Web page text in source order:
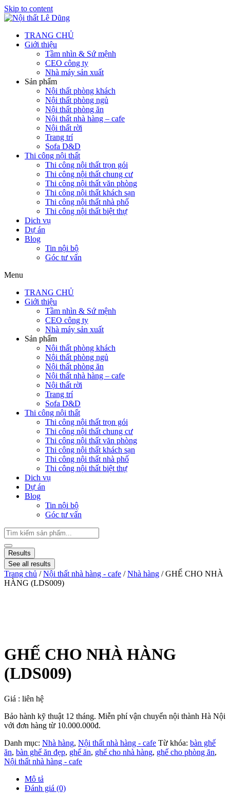
Skip to content
TRANG CHỦ
Giới thiệu
Tầm nhìn & Sứ mệnh
CEO công ty
Nhà máy sản xuất
Sản phẩm
Nội thất phòng khách
Nội thất phòng ngủ
Nội thất phòng ăn
Nội thất nhà hàng – cafe
Nội thất rời
Trang trí
Sofa D&D
Thi công nội thất
Thi công nội thất trọn gói
Thi công nội thất chung cư
Thi công nội thất văn phòng
Thi công nội thất khách sạn
Thi công nội thất nhà phố
Thi công nội thất biệt thự
Dich vụ
Dự án
Blog
Tin nội bộ
Góc tư vấn
Menu
TRANG CHỦ
Giới thiệu
Tầm nhìn & Sứ mệnh
CEO công ty
Nhà máy sản xuất
Sản phẩm
Nội thất phòng khách
Nội thất phòng ngủ
Nội thất phòng ăn
Nội thất nhà hàng – cafe
Nội thất rời
Trang trí
Sofa D&D
Thi công nội thất
Thi công nội thất trọn gói
Thi công nội thất chung cư
Thi công nội thất văn phòng
Thi công nội thất khách sạn
Thi công nội thất nhà phố
Thi công nội thất biệt thự
Dich vụ
Dự án
Blog
Tin nội bộ
Góc tư vấn
Results
See all results
Trang chủ /Nội thất nhà hàng - cafe /Nhà hàng / GHẾ CHO NHÀ
HÀNG (LDS009)
GHẾ CHO NHÀ HÀNG
(LDS009)
Giá : liên hệ
Bảo hành kỹ thuật 12 tháng. Miễn phí vận chuyển nội thành Hà Nội
với đơn hàng từ 10.000.000đ.
Danh mục: Nhà hàng, Nội thất nhà hàng - cafe Từ khóa: bàn ghế
ăn, bàn ghế ăn đẹp, ghế ăn, ghế cho nhà hàng, ghế cho phòng ăn,
Nội thất nhà hàng - cafe
Mô tả
Đánh giá (0)